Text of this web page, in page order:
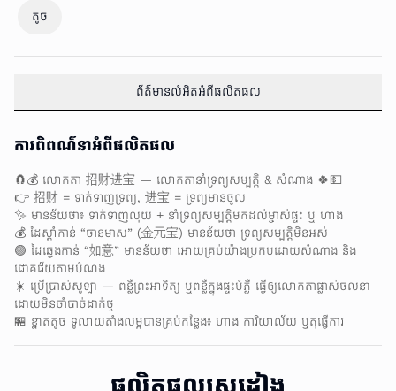
តូច
ព័ត៌មានលំអិតអំពីផលិតផល
ការពិពណ៌នាអំពីផលិតផល
🧲💰 លោកតា 招财进宝 — លោកតានាំទ្រព្យសម្បត្តិ & សំណាង 🍀💵
👉 招财 = ទាក់ទាញទ្រព្យ, 进宝 = ទ្រព្យមានចូល
✨ មានន័យថា៖ ទាក់ទាញលុយ + នាំទ្រព្យសម្បត្តិមកដល់ម្ចាស់ផ្ទះ ឬ ហាង
💰 ដៃស្តាំកាន់ “ចានមាស” (金元宝) មានន័យថា ទ្រព្យសម្បត្តិមិនអស់
🟢 ដៃឆ្វេងកាន់ “如意” មានន័យថា អោយគ្រប់យ៉ាងប្រកបដោយសំណាង និង
ជោគជ័យតាមបំណង
☀️ ប្រើប្រាស់សូឡា — ពន្លឺព្រះអាទិត្យ ឬពន្លឺក្នុងផ្ទះបំភ្លឺ ធ្វើឲ្យលោកតាផ្លាស់ចលនា
ដោយមិនចាំបាច់ដាក់ថ្ម
🏪 ខ្នាតតូច ទូលាយតាំងលម្អបានគ្រប់កន្លែង៖ ហាង ការិយាល័យ ឬតុធ្វើការ